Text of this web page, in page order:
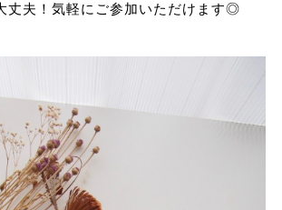
丈夫！気軽にご参加いただけます◎